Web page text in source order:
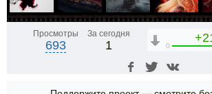
Просмотры
693
За сегодня
1 0